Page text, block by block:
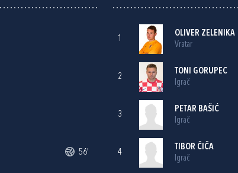
56'
1
OLIVER ZELENIKA
Vratar
2
TONI GORUPEC
Igrač
3
PETAR BAŠIĆ
Igrač
4
TIBOR ČIČA
Igrač